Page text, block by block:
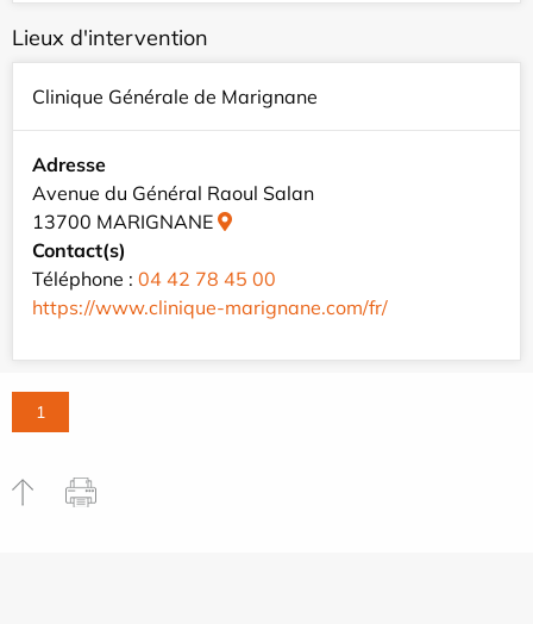
Lieux d'intervention
Clinique Générale de Marignane
Adresse
Avenue du Général Raoul Salan
13700 MARIGNANE
Contact(s)
Téléphone : 04 42 78 45 00
https://www.clinique-marignane.com/fr/
1